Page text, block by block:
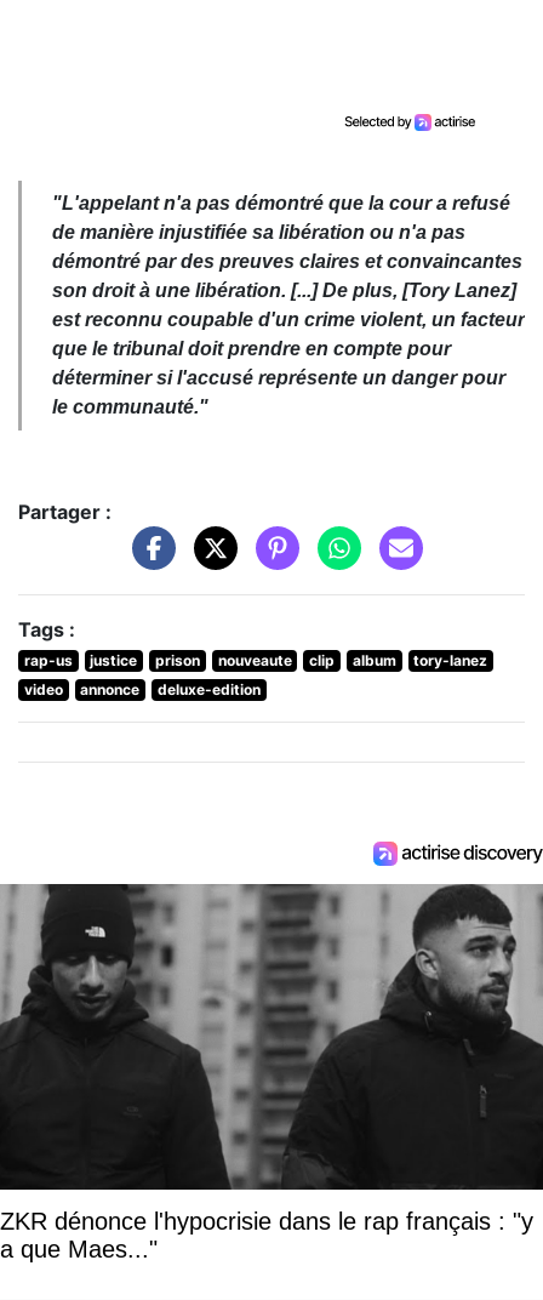
"L'appelant n'a pas démontré que la cour a refusé
de manière injustifiée sa libération ou n'a pas
démontré par des preuves claires et convaincantes
son droit à une libération. [...] De plus, [Tory Lanez]
est reconnu coupable d'un crime violent, un facteur
que le tribunal doit prendre en compte pour
déterminer si l'accusé représente un danger pour
le communauté."
Partager :
Tags :
rap-us justice prison nouveaute clip album
tory-lanez
video
annonce deluxe-edition
ZKR dénonce l'hypocrisie dans le rap français : "y
a que Maes..."